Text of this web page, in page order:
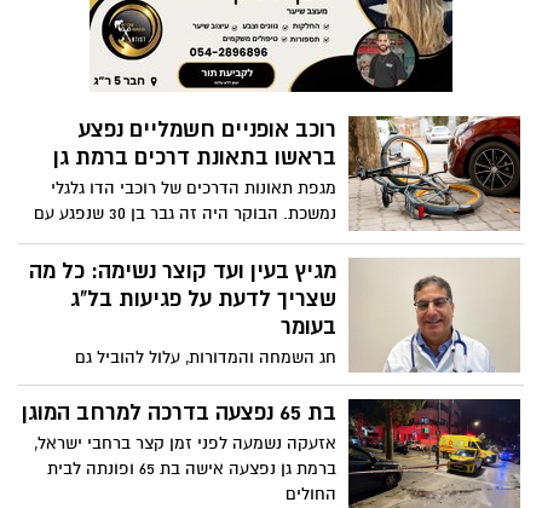
שצריך לדעת על פגיעות בל"ג
בעומר
חג השמחה והמדורות, עלול להוביל גם
לפגיעות קשות כמו כוויות בעיקר בקרב ילדים
ובני נוער. ד"ר וליד באדיר, מומחה ברפואה
פנימית ומנהל מלר"ד מאוחדת בתל אביב,
מסביר כיצד יש לחגוג את החג בבטחה, איך
להיערך לכך מראש ומה לעשות במקרה
ונפגעים
בת 65 נפצעה בדרכה למרחב המוגן
אזעקה נשמעה לפני זמן קצר ברחבי ישראל,
ברמת גן נפצעה אישה בת 65 ופונתה לבית
ילדים ב׳ של מכבי רמת-גן זכו
באליפות מחוז תל-אביב בכדורסל
הישג אדיר לקבוצת ילדים ב׳ מכבי עמיקם
רמת-גן שניצחה את מכבי תל-אביב ומתקרבת